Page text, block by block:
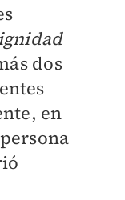
dos
en